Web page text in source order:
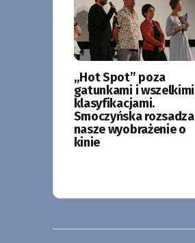
„Hot Spot” poza
gatunkami i wszelkimi
klasyfikacjami.
Smoczyńska rozsadza
nasze wyobrażenie o
kinie